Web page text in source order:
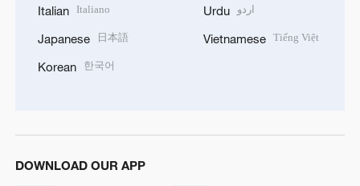
Italian Italiano
Japanese 日本語
Korean 한국어
Urdu اردو
Vietnamese Tiếng Việt
DOWNLOAD OUR APP